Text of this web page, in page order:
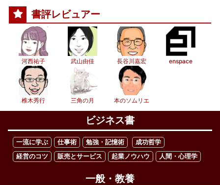
書評レビュアー
河西祐子 武山由佳 長谷川嘉宏 enspace
椎木秀行 三角の月 本のソムリエ
ビジネス書
一流に学ぶ 仕事術 勉強・記憶術
成功哲学
経営のコツ
販売とサービス 起業ノウハウ 人間・心理学
一般・教養